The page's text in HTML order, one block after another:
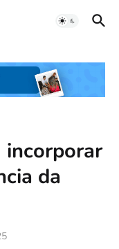
incorporar
da